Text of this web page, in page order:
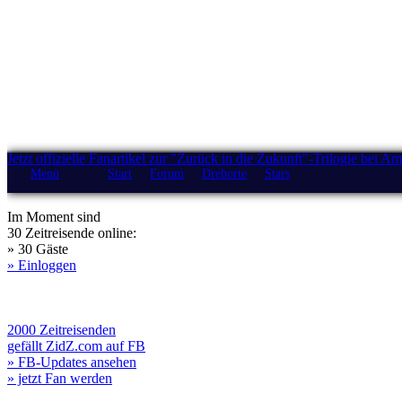
Jetzt offizielle Fanartikel zur "Zurück in die Zukunft"-Trilogie bei
Menü Start Forum Drehorte Stars
Im Moment sind
30 Zeitreisende online:
» 30 Gäste
» Einloggen
2000 Zeitreisenden
gefällt ZidZ.com auf FB
» FB-Updates ansehen
» jetzt Fan werden